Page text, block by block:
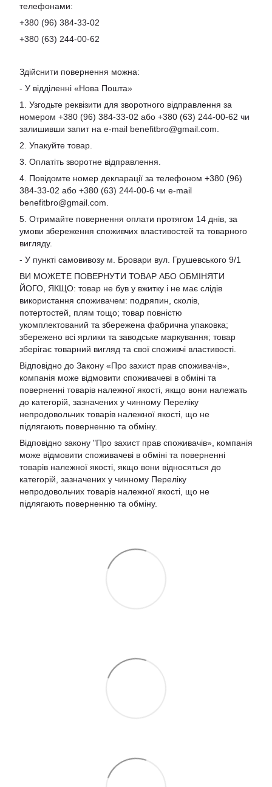
телефонами:
+380 (96) 384-33-02
+380 (63) 244-00-62
Здійснити повернення можна:
- У відділенні «Нова Пошта»
1. Узгодьте реквізити для зворотного відправлення за
номером +380 (96) 384-33-02 або +380 (63) 244-00-62 чи
залишивши запит на e-mail benefitbro@gmail.com
2. Упакуйте товар.
3. Оплатіть зворотне відправлення.
4. Повідомте номер декларації за телефоном +380 (96)
384-33-02 або +380 (63) 244-00-6 чи e-mail
benefitbro@gmail.com
5. Отримайте повернення оплати протягом 14 днів, за
умови збереження споживчих властивостей та товарного
вигляду.
- У пункті самовивозу м. Бровари вул. Грушевського 9/1
ВИ МОЖЕТЕ ПОВЕРНУТИ ТОВАР АБО ОБМІНЯТИ
ЙОГО, ЯКЩО: товар не був у вжитку і не має слідів
використання споживачем: подряпин, сколів,
потертостей, плям тощо; товар повністю
укомплектований та збережена фабрична упаковка;
збережено всі ярлики та заводське маркування; товар
зберігає товарний вигляд та свої споживчі властивості.
Відповідно до Закону «Про захист прав споживачів»,
компанія може відмовити споживачеві в обміні та
поверненні товарів належної якості, якщо вони належать
до категорій, зазначених у чинному Переліку
непродовольчих товарів належної якості, що не
підлягають поверненню та обміну.
Відповідно закону "Про захист прав споживачів» , компанія
може відмовити споживачеві в обміні та поверненні
товарів належної якості, якщо вони відносяться до
категорій, зазначених у чинному Переліку
непродовольчих товарів належної якості, що не
підлягають поверненню та обміну.